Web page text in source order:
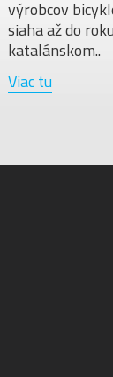
výrobcov
siaha až do
katalánskom..
Viac tu